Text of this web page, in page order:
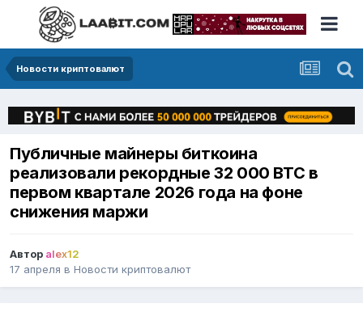
Новости криптовалют
Публичные майнеры биткоина
реализовали рекордные 32 000 BTC в
первом квартале 2026 года на фоне
снижения маржи
Автор alex12
17 апреля в Новости криптовалют